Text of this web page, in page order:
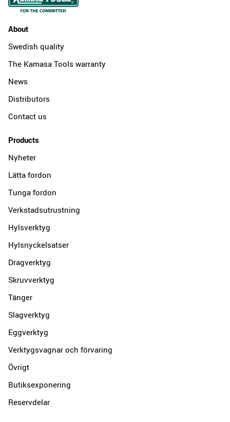
About
Swedish quality
The Kamasa Tools warranty
News
Distributors
Contact us
Products
Nyheter
Lätta fordon
Tunga fordon
Verkstadsutrustning
Hylsverktyg
Hylsnyckelsatser
Dragverktyg
Skruvverktyg
Tänger
Slagverktyg
Eggverktyg
Verktygsvagnar och förvaring
Övrigt
Butiksexponering
Reservdelar